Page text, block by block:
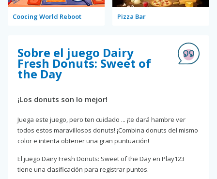
Coocing World Reboot Pizza Bar
Sobre el juego Dairy
Fresh Donuts: Sweet of
the Day
¡Los donuts son lo mejor!
Juega este juego, pero ten cuidado ... ¡te dará hambre ver
todos estos maravillosos donuts! ¡Combina donuts del mismo
color e intenta obtener una gran puntuación!
El juego Dairy Fresh Donuts: Sweet of the Day en Play123
tiene una clasificación para registrar puntos.